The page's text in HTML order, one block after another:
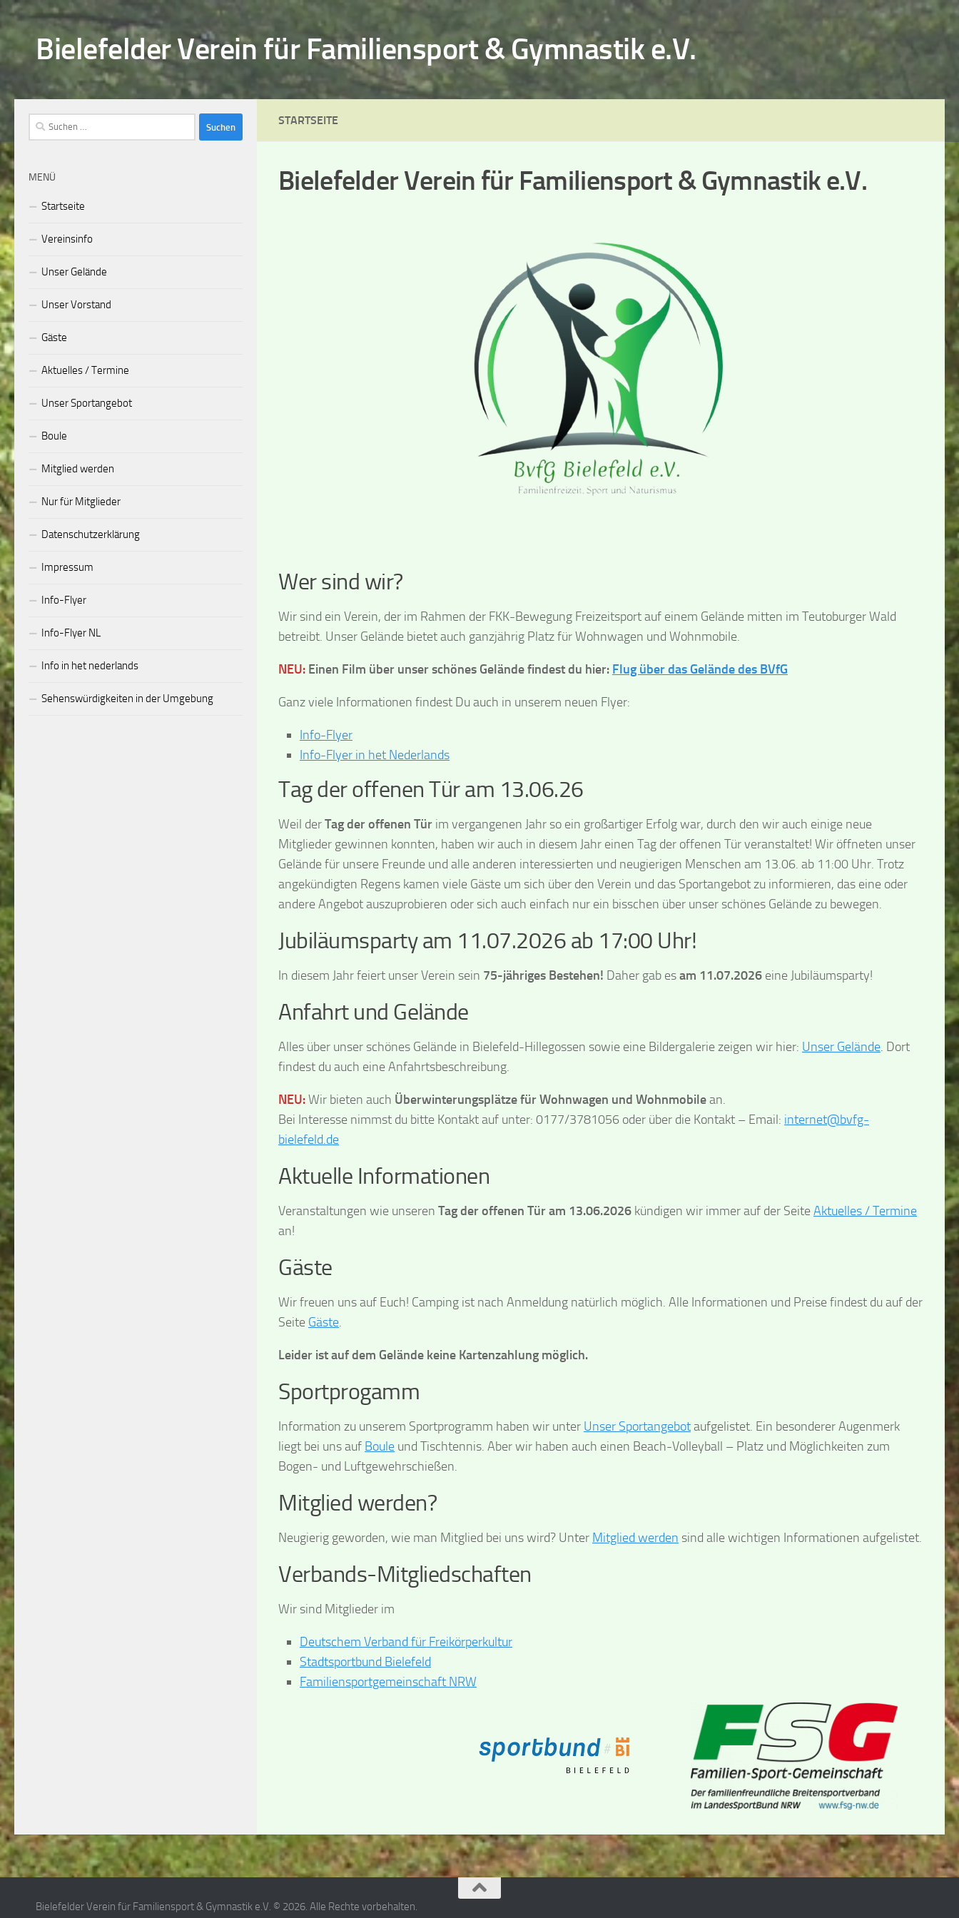
Zum Inhalt springen
Bielefelder Verein für Familiensport & Gymnastik e.V.
STARTSEITE
Bielefelder Verein für Familiensport & Gymnastik e.V.
Wer sind wir?
Wir sind ein Verein, der im Rahmen der FKK-Bewegung Freizeitsport auf einem Gelände mitten im Teutoburger Wald
betreibt. Unser Gelände bietet auch ganzjährig Platz für Wohnwagen und Wohnmobile.
NEU: Einen Film über unser schönes Gelände findest du hier: Flug über das Gelände des BVfG
Ganz viele Informationen findest Du auch in unserem neuen Flyer:
Info-Flyer
Info-Flyer in het Nederlands
Tag der offenen Tür am 13.06.26
Weil derTag der offenen Tür im vergangenen Jahr so ein großartiger Erfolg war, durch den wir auch einige neue
Mitglieder gewinnen konnten, haben wir auch in diesem Jahr einen Tag der offenen Tür veranstaltet! Wir öffneten unser
Gelände für unsere Freunde und alle anderen interessierten und neugierigen Menschen am 13.06. ab 11:00 Uhr. Trotz
angekündigten Regens kamen viele Gäste um sich über den Verein und das Sportangebot zu informieren, das eine oder
andere Angebot auszuprobieren oder sich auch einfach nur ein bisschen über unser schönes Gelände zu bewegen.
Jubiläumsparty am 11.07.2026 ab 17:00 Uhr!
In diesem Jahr feiert unser Verein sein 75-jähriges Bestehen! Daher gab esam 11.07.2026 eine Jubiläumsparty!
Anfahrt und Gelände
Alles über unser schönes Gelände in Bielefeld-Hillegossen sowie eine Bildergalerie zeigen wir hier: Unser Gelände. Dort
findest du auch eine Anfahrtsbeschreibung.
NEU:Wir bieten auch Überwinterungsplätze für Wohnwagen und Wohnmobilean.
Bei Interesse nimmst du bitte Kontakt auf unter: 0177/3781056 oder über die Kontakt – Email: internet@bvfg-
bielefeld.de
Aktuelle Informationen
Veranstaltungen wie unseren Tag der offenen Tür am 13.06.2026 kündigen wir immer auf der SeiteAktuelles / Termine
an!
Gäste
Wir freuen uns auf Euch! Camping ist nach Anmeldung natürlich möglich. Alle Informationen und Preise findest du auf der
Seite Gäste.
Leider ist auf dem Gelände keine Kartenzahlung möglich.
Sportprogamm
Information zu unserem Sportprogramm haben wir unter Unser Sportangebotaufgelistet. Ein besonderer Augenmerk
liegt bei uns auf Boule und Tischtennis. Aber wir haben auch einen Beach-Volleyball – Platz und Möglichkeiten zum
Bogen- und Luftgewehrschießen.
Mitglied werden?
Neugierig geworden, wie man Mitglied bei uns wird? Unter Mitglied werden sind alle wichtigen Informationen aufgelistet.
Verbands-Mitgliedschaften
Wir sind Mitglieder im
Deutschem Verband für Freikörperkultur
Stadtsportbund Bielefeld
Familiensportgemeinschaft NRW
Suchen
nach:
MENÜ
Startseite
Vereinsinfo
Unser Gelände
Unser Vorstand
Gäste
Aktuelles / Termine
Unser Sportangebot
Boule
Mitglied werden
Nur für Mitglieder
Datenschutzerklärung
Impressum
Info-Flyer
Info-Flyer NL
Info in het nederlands
Sehenswürdigkeiten in der Umgebung
Bielefelder Verein für Familiensport & Gymnastik e.V. © 2026. Alle Rechte vorbehalten.